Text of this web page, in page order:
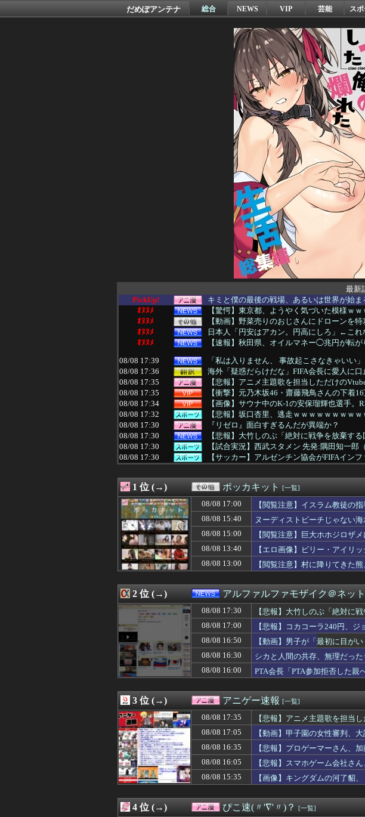
だめぽアンテナ 総合 NEWS VIP 芸能 ス
最新
PickUp!
キミと僕の最後の戦場、あるいは世界が始
ｵﾇﾇﾒ
【驚愕】東京都、ようやく気づいた模様ｗｗ
ｵﾇﾇﾒ
【動画】野菜売りのおじさんにドローンを特
ｵﾇﾇﾒ
日本人「円安はアカン。円高にしろ」←これ
ｵﾇﾇﾒ
【速報】秋田県、オイルマネー◯兆円が転
08/08 17:39
「私は入りません、 事故起こさなきゃいい
08/08 17:36
海外「疑惑だらけだな」FIFA会長に愛人に
08/08 17:35
【悲報】アニメ主題歌を担当しただけの
08/08 17:35
【衝撃】元乃木坂46・齋藤飛鳥さんの下着
08/08 17:34
【画像】サウナ中のK‐1の安保瑠輝也選手。
08/08 17:32
【悲報】坂口杏里、逃走ｗｗｗｗｗｗｗｗｗ
08/08 17:30
『リゼロ』面白すぎるんだが異端か？
08/08 17:30
【悲報】大竹しのぶ「絶対に戦争を放棄す
08/08 17:30
【試合実況】西武スタメン 先発:隅田知一郎（
08/08 17:30
【サッカー】アルゼンチン協会がFIFAイン
08/08 17:29
嫁「旅行をキャンセルしたくないから手術
08/08 17:29
【試合実況】[2026/8/8]DeNAベイスターズ
08/08 17:29
【阪神スタメン】5(一)大山 6(左)ガルシア
08/08 17:29
野田昇吾、5ヶ月ぶりの勝利で初の準優進出
08/08 17:28
声優でMリーガーの伊達朱里紗さん、結婚を
08/08 17:26
【画像】セブンイレブン、ついに神商品を販
08/08 17:25
【驚愕】ﾋﾟﾝｻﾛで５分で出したら店長来て無
08/08 17:25
【悲報】転職サイトの「スカウト」、やっ
08/08 17:25
韓国人「韓国サッカー協会関係者が『不適
08/08 17:24
【JT杯】斎藤慎太郎八段が伊藤匠二冠に勝ち
08/08 17:22
【衝撃】テレビ大好き高齢者世代も「テレビ
08/08 17:18
【悲報】秋田県、オイルマネーが転がり込
08/08 17:18
【朗報】高市政権、「四国新幹線」を史上初
08/08 17:18
【悲報】ナルト「娘の誕生日？せや影分身
08/08 17:15
【朗報】全盛期の香川真司、このメンツに
08/08 17:15
単身赴任のはずの旦那の荷物が家を占領し
08/08 17:13
エネス・フリーダムとロイス・ホワイトが
08/08 17:12
【困惑】「世界の売春婦の数と割合」反論「
08/08 17:12
【驚愕】悠仁さまがもう19歳という事実…
08/08 17:10
【競馬】「デカすぎ」フォーエバーヤング
08/08 17:10
【画像あり】美容師「…手は尽くしました
08/08 17:10
【速報】モーニング娘。'26新曲『YESかNO
08/08 17:10
【悲報】菊地姫奈ちゃん、LINE流出ｗｗｗｗ
08/08 17:10
【名探偵プリキュア】旅行コーデが可愛すぎ
08/08 17:10
【京都大病院】誤って正常脳幹を摘出され
08/08 17:09
【開幕】尾丸ポルカが挑む禁断のデスゲーム
08/08 17:09
【悲報】欧州サッカーの順位、もう覆すこ
08/08 17:06
【画像】全ての太ももを過去にするフィギ
08/08 17:06
【悲報】伊集院光さん「カレーにじゃがいも
1 位 (→) ポッカキット [一覧]
08/08 17:00
【閲覧注意】イスラム教徒の
08/08 15:40
ヌーディストビーチじゃない
08/08 15:00
【閲覧注意】巨大ホホジロザ
08/08 13:40
【エロ画像】ビリー・アイリ
08/08 13:00
【閲覧注意】村に降りてきた
2 位 (→) アルファルファモザイク＠ネッ
08/08 17:30
【悲報】大竹しのぶ「絶対に
08/08 17:00
【悲報】コカコーラ240円、
08/08 16:50
【動画】男子が「最初に目が
【Pickup07093031】
08/08 16:30
シカと人間の共存、無理だっ
08/08 16:00
PTA会長「PTA参加拒否した親
3 位 (→) アニゲー速報 [一覧]
08/08 17:35
【悲報】アニメ主題歌を担当
08/08 17:05
【動画】甲子園の女性審判、
08/08 16:35
【悲報】プロゲーマーさん、
08/08 16:05
【悲報】スマホゲーム会社さ
08/08 15:35
【画像】キングダムの河了貂
4 位 (→) ぴこ速(〃'∇'〃)？ [一覧]